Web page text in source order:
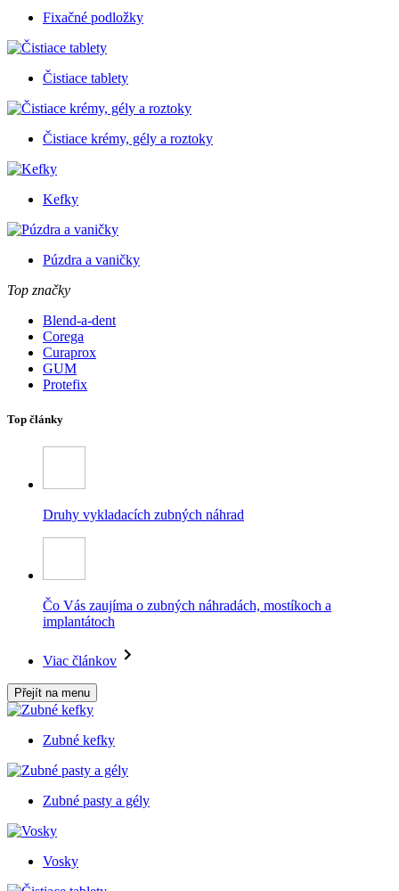
Fixačné podložky
Čistiace tablety
Čistiace krémy, gély a roztoky
Kefky
Púzdra a vaničky
Top značky
Blend-a-dent
Corega
Curaprox
GUM
Protefix
Top články
Druhy vykladacích zubných náhrad
Čo Vás zaujíma o zubných náhradách, mostíkoch a
implantátoch
Viac článkov
Přejít na menu
Zubné kefky
Zubné pasty a gély
Vosky